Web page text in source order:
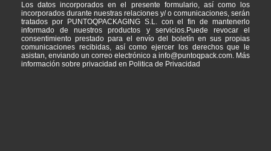
Los datos incorporados en el presente formulario, así como los
incorporados durante nuestras relaciones y/ o comunicaciones, serán
tratados por PUNTOQPACKAGING S.L. con el fin de mantenerlo
informado de nuestros productos y servicios.Puede revocar el
consentimiento prestado para el envío del boletín en sus propias
comunicaciones recibidas, así como ejercer los derechos que le
asistan, enviando un correo electrónico a info@puntoqpack.com. Más
información sobre privacidad en Politica de Privacidad